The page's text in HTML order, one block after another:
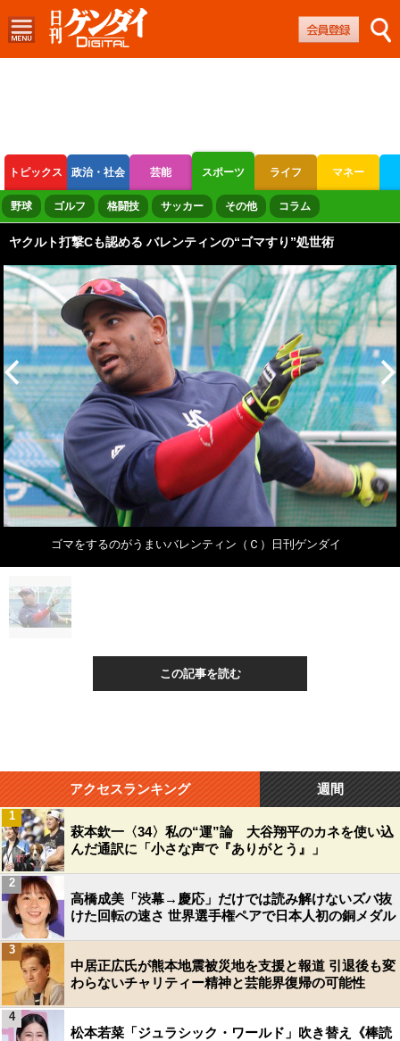
トピックス 政治・社会 芸能 スポーツ ライフ マネー
ボートレース 競輪 オートレース
野球 ゴルフ 格闘技 サッカー その他 コラム
ヤクルト打撃Cも認める バレンティンの“ゴマすり”処世術
ゴマをするのがうまいバレンティン（Ｃ）日刊ゲンダイ
この記事を読む
アクセスランキング 週間
萩本欽一〈34〉私の“運”論 大谷翔平のカネを使い込
んだ通訳に「小さな声で『ありがとう』」
1
高橋成美「渋幕→慶応」だけでは読み解けないズバ抜
けた回転の速さ 世界選手権ペアで日本人初の銅メダル
2
中居正広氏が熊本地震被災地を支援と報道 引退後も変
わらないチャリティー精神と芸能界復帰の可能性
3
松本若菜「ジュラシック・ワールド」吹き替え《棒読
4